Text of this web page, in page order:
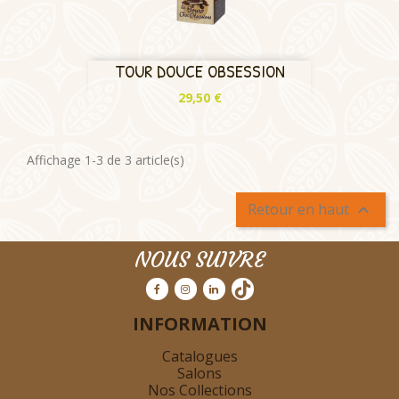
TOUR DOUCE OBSESSION
Prix
29,50 €
Affichage 1-3 de 3 article(s)
Retour en haut 
NOUS SUIVRE
INFORMATION
Catalogues
Salons
Nos Collections